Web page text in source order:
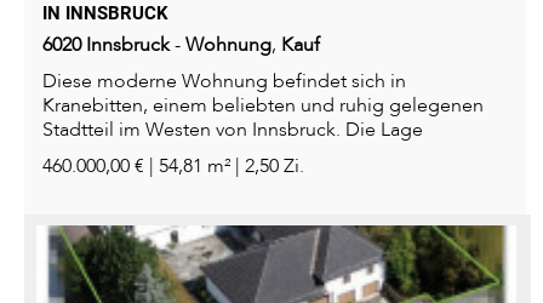
N INNSBRUCK
6020 Innsbruck-Wohnung, Kauf
Diese moderne Wohnung befindet sich in
Kranebitten, einem beliebten und ruhig gelegenen
Stadtteil im Westen von Innsbruck. Die Lage
verbindet angenehmes Wohnen...
460.000,00 € | 54,81 m² | 2,50 Zi.